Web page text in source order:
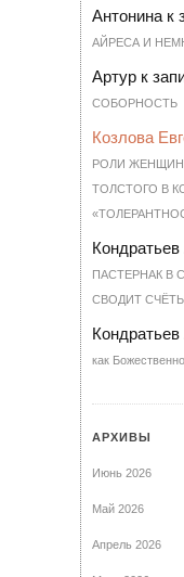
Антонина к
АЙРЕСА И
Артур к
СО­БОР­НОСТЬ
Козлова
РОЛИ
ТОЛСТОГО В
ПАСТЕРНАК В
СВОДИТ
как
АРХИВЫ
Июнь 2026
Май 2026
Апрель 2026